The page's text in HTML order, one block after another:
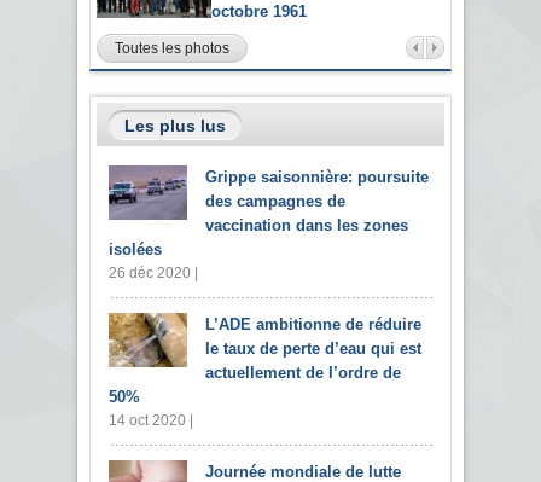
octobre 1961
Toutes les photos
Les plus lus
Grippe saisonnière: poursuite
des campagnes de
vaccination dans les zones
isolées
26 déc 2020 |
L’ADE ambitionne de réduire
le taux de perte d’eau qui est
actuellement de l’ordre de
50%
14 oct 2020 |
Journée mondiale de lutte